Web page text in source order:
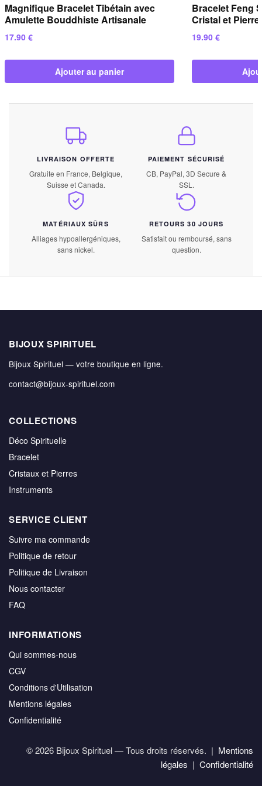
Magnifique Bracelet Tibétain avec
Amulette Bouddhiste Artisanale
17.90 €
Ajouter au panier
Bracelet Feng
Cristal et
19.90 €
LIVRAISON OFFERTE
Gratuite en France, Belgique,
Suisse et Canada.
PAIEMENT SÉCURISÉ
CB, PayPal, 3D Secure &
SSL.
MATÉRIAUX SÛRS
Alliages hypoallergéniques,
sans nickel.
RETOURS 30 JOURS
Satisfait ou remboursé, sans
question.
BIJOUX SPIRITUEL
Bijoux Spirituel — votre boutique en ligne.
contact@bijoux-spirituel.com
COLLECTIONS
Déco Spirituelle
Bracelet
Cristaux et Pierres
Instruments
SERVICE CLIENT
Suivre ma commande
Politique de retour
Politique de Livraison
Nous contacter
FAQ
INFORMATIONS
Qui sommes-nous
CGV
Conditions d'Utilisation
Mentions légales
Confidentialité
© 2026 Bijoux Spirituel — Tous droits réservés. | Mentions
légales | Confidentialité